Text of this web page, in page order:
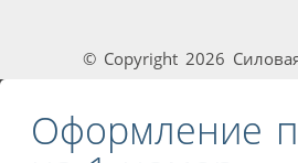
© Copyright 2026
Оформление